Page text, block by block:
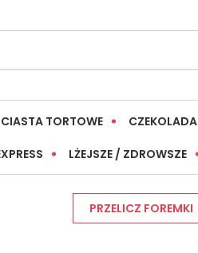
TORTOWE CZEKOLADA
LŻEJSZE / ZDROWSZE
PRZELICZ FOREMKI